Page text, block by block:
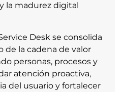
la madurez digital
Desk se consolida
la cadena de valor
personas, procesos y
atención proactiva,
del usuario y fortalecer